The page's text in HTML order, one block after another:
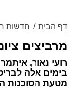
דף הבית / חדשות
מרביצים
רועי נאור,
בימים אלה
מטעת הסוכנות